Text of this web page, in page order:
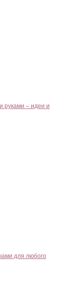
руками – идеи и
для любого